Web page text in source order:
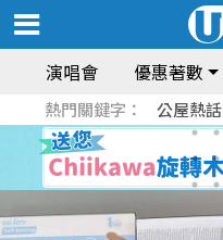
演唱會 優惠著數
熱門關鍵字： 公屋熱話